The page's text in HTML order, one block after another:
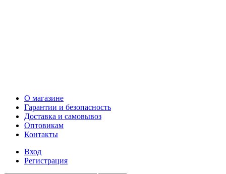
О магазине
Гарантии и безопасность
Доставка и самовывоз
Оптовикам
Контакты
Вход
Регистрация